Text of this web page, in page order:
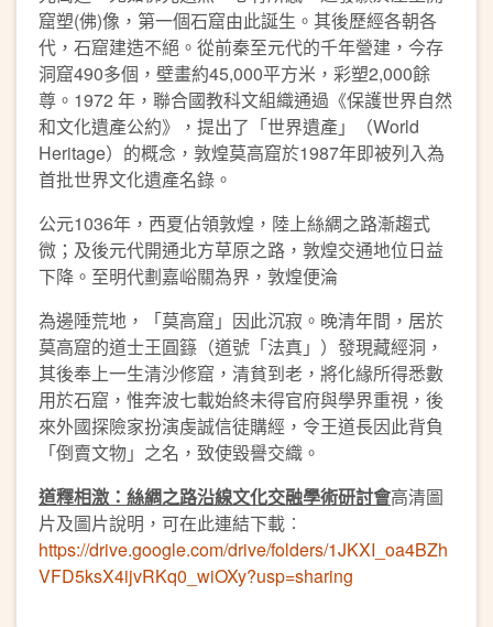
窟塑(佛)像，第一個石窟由此誕生。其後歷經各朝各
代，石窟建造不絕。從前秦至元代的千年營建，今存
洞窟490多個，壁畫約45,000平方米，彩塑2,000餘
尊。1972 年，聯合國教科文組織通過《保護世界自然
和文化遺產公約》，提出了「世界遺產」（World
Heritage）的概念，敦煌莫高窟於1987年即被列入為
首批世界文化遺產名錄。
公元1036年，西夏佔領敦煌，陸上絲綢之路漸趨式
微；及後元代開通北方草原之路，敦煌交通地位日益
下降。至明代劃嘉峪關為界，敦煌便淪
為邊陲荒地，「莫高窟」因此沉寂。晚清年間，居於
莫高窟的道士王圓籙（道號「法真」）發現藏經洞，
其後奉上一生清沙修窟，清貧到老，將化緣所得悉數
用於石窟，惟奔波七載始終未得官府與學界重視，後
來外國探險家扮演虔誠信徒購經，令王道長因此背負
「倒賣文物」之名，致使毀譽交織。
道釋相激：絲綢之路沿線文化交融學術研討會高清圖
片及圖片說明，可在此連結下載︰
https://drive.google.com/drive/folders/1JKXI_oa4BZh
VFD5ksX4ijvRKq0_wiOXy?usp=sharing